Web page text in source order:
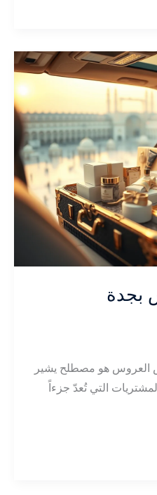
بجدة
العروس هو مصطلح يشير
التي تُعدّ جزءاً